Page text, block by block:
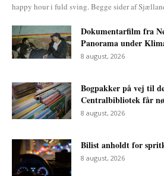
happy hour i fuld sving. Begge sider af
Dokumentarfilm fra
Panorama under
8 august, 2026
Bogpakker på vej til
Centralbibliotek får
8 august, 2026
Bilist anholdt for
8 august, 2026